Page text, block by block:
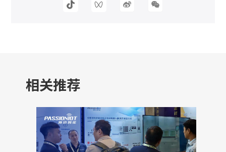
相关推荐